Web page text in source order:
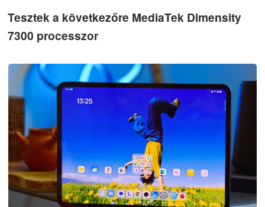
Tesztek a következőre MediaTek Dimensity
7300 processzor